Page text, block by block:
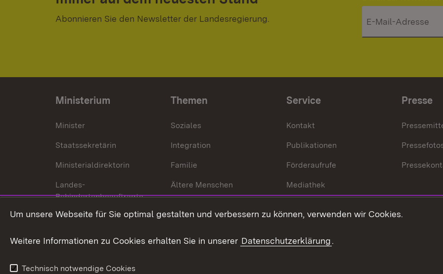
Abonnieren Sie den Newsletter der Landesregierung.
Ministerium
Minister
Staatssekretärin
Ministerialdirektorin
Landes-
Behindertenbeauftragte
Bürgerreferent
Karriere
Themen
Soziales
Integration
Familie
Ältere Menschen
Behinderungen
Bürgerengagement
Service
Kontakt
Publikationen
Förderaufrufe
Mediathek
Presse
Um unsere Webseite für Sie optimal gestalten und verbessern zu können, verwenden wir Cookies.
Weitere Informationen zu Cookies erhalten Sie in unserer Datenschutzerklärung.
Technisch notwendige Cookies